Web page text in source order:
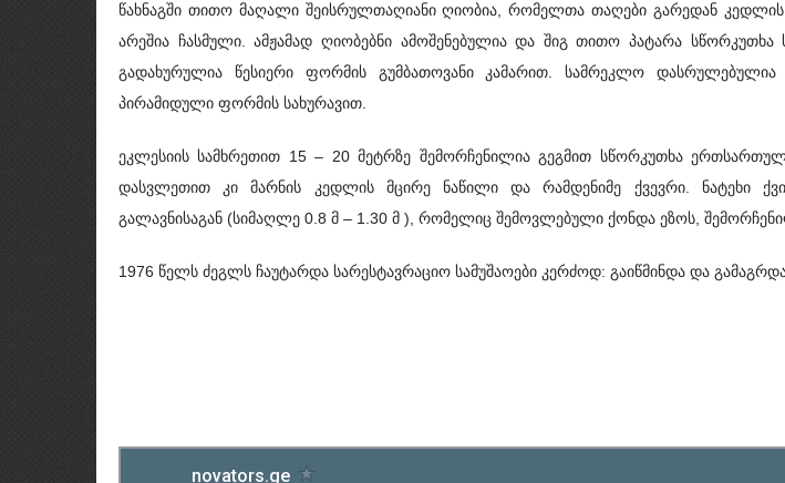
წახნაგში თითო მაღალი შეისრულთაღიანი ღიობია, რომელთა თაღები გარედან
არეშია ჩასმული. ამჟამად ღიობებნი ამოშენებულია და შიგ თითო პატარა
გადახურულია წესიერი ფორმის გუმბათოვანი კამარით. სამრეკლო დასრულებულია
პირამიდული ფორმის სახურავით.
ეკლესიის სამხრეთით 15 – 20 მეტრზე შემორჩენილია გეგმით სწორკუთხა
დასვლეთით კი მარნის კედლის მცირე ნაწილი და რამდენიმე ქვევრი. ნატეხი
გალავნისაგან (სიმაღლე 0.8 მ – 1.30 მ ), რომელიც შემოვლებული ქონდა ეზოს,
1976 წელს ძეგლს ჩაუტარდა სარესტავრაციო სამუშაოები კერძოდ: გაიწმინდა და